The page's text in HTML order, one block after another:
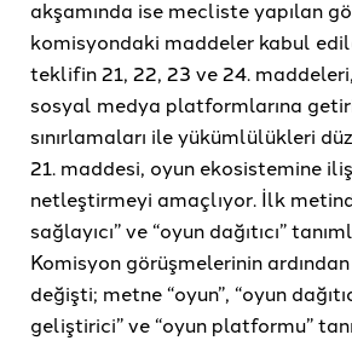
akşamında ise mecliste yapılan
komisyondaki maddeler kabul
teklifin 21, 22, 23 ve 24.
sosyal medya platformlarına
sınırlamaları ile yükümlülükleri
21. maddesi, oyun ekosistemine
netleştirmeyi amaçlıyor. İlk
sağlayıcı” ve “oyun dağıtıcı”
Komisyon görüşmelerinin
değişti; metne “oyun”, “oyun
geliştirici” ve “oyun platformu”